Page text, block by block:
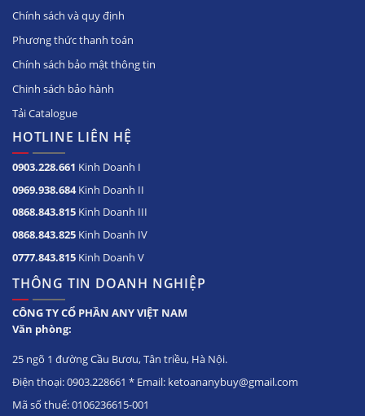
Chính sách và quy định
Phương thức thanh toán
Chính sách bảo mật thông tin
Chinh sách bảo hành
Tải Catalogue
HOTLINE LIÊN HỆ
0903.228.661 Kinh Doanh I
0969.938.684Kinh Doanh II
0868.843.815 Kinh Doanh III
0868.843.825 Kinh Doanh IV
0777.843.815 Kinh Doanh V
THÔNG TIN DOANH NGHIỆP
CÔNG TY CỔ PHẦN ANY VIỆT NAM
Văn phòng:
25 ngõ 1 đường Cầu Bươu, Tân triều, Hà Nội.
Điện thoại: 0903.228661 * Email: ketoananybuy@gmail.com
Mã số thuế: 0106236615-001